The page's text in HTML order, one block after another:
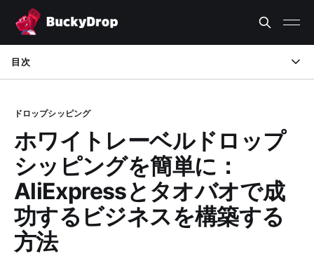
目次
ングに選ぶのか？
ステップバイステップガイド：AliExpressとタオバオでのホワ
イトレーベルドロップシッピング
まとめ
BuckyDropを使えば、ドロップシッピングをゼロから始める
ドロップシッピング
ホワイトレーベルドロップ
シッピングを簡単に：
AliExpressとタオバオで成
功するビジネスを構築する
方法